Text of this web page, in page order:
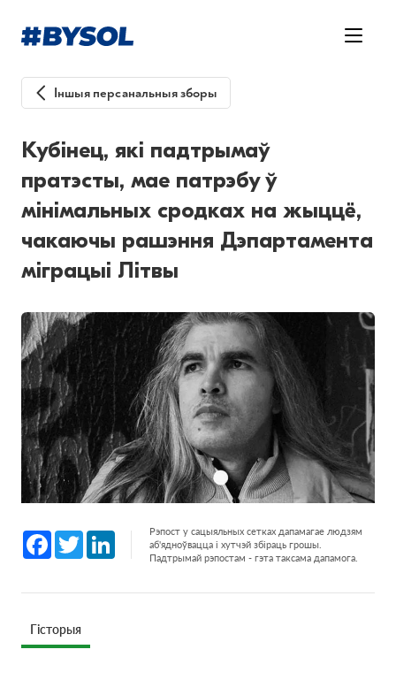
Іншыя персанальныя зборы
Кубінец, які падтрымаў
пратэсты, мае патрэбу ў
мінімальных сродках на жыццё,
чакаючы рашэння Дэпартамента
міграцыі Літвы
Facebook
Twitter LinkedInРэпост у сацыяльных сетках дапамагае людзям
аб'ядноўвацца і хутчэй збіраць грошы.
Падтрымай рэпостам - гэта таксама дапамога.
Гісторыя